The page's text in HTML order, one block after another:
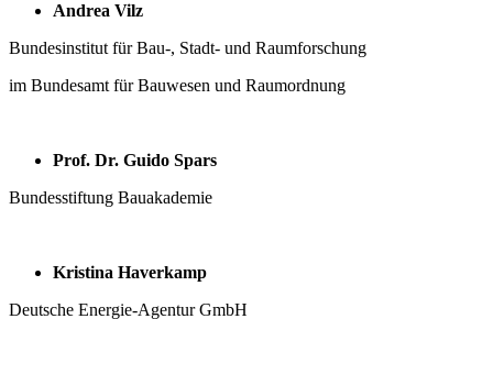
Andrea Vilz
Bundesinstitut für Bau-, Stadt- und Raumforschung
im Bundesamt für Bauwesen und Raumordnung
Prof. Dr. Guido Spars
Bundesstiftung Bauakademie
Kristina Haverkamp
Deutsche Energie-Agentur GmbH